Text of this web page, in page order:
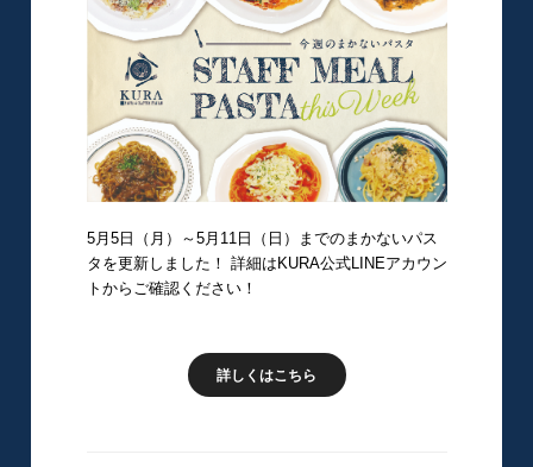
5月5日（月）～5月11日（日）までのまかないパス
タを更新しました！ 詳細はKURA公式LINEアカウン
トからご確認ください！
詳しくはこちら